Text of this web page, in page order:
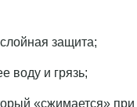
защита;
воду и грязь;
«сжимается» при